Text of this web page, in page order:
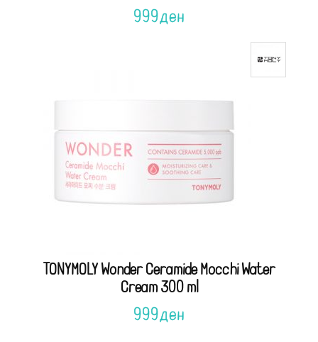
999ден
TONYMOLY Wonder Ceramide Mocchi Water
Cream 300 ml
999ден